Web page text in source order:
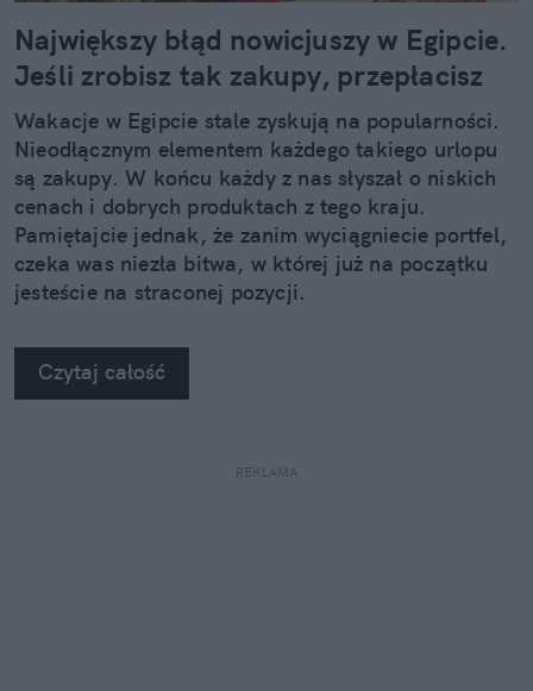
Największy błąd nowicjuszy w Egipcie.
Jeśli zrobisz tak zakupy, przepłacisz
Wakacje w Egipcie stale zyskują na popularności.
Nieodłącznym elementem każdego takiego urlopu
są zakupy. W końcu każdy z nas słyszał o niskich
cenach i dobrych produktach z tego kraju.
Pamiętajcie jednak, że zanim wyciągniecie portfel,
czeka was niezła bitwa, w której już na początku
jesteście na straconej pozycji.
Czytaj całość
REKLAMA